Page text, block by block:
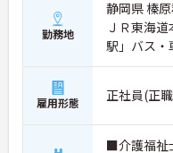
勤務地
静岡県 榛
ＪＲ東海
駅」バス・
雇用形態 正社員(正
■介護福祉